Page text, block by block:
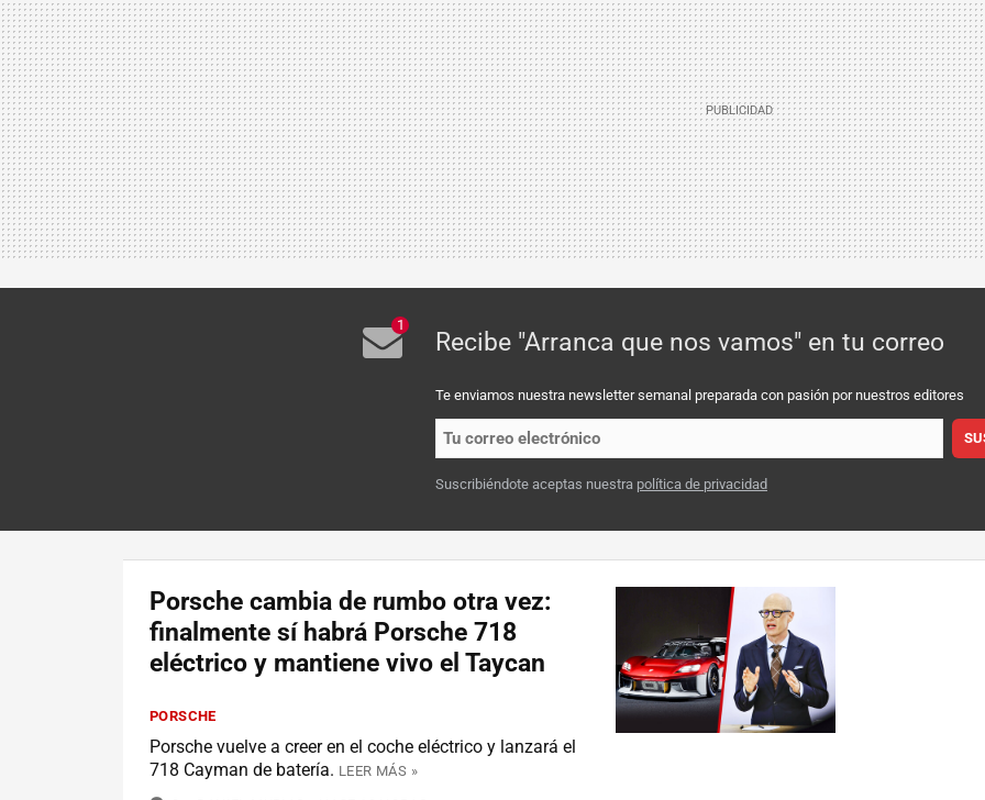
1
Recibe "Arranca que nos vamos" en tu correo
Te enviamos nuestra newsletter semanal preparada con pasión por nuestros editores
Suscribiéndote aceptas nuestra política de privacidad
Porsche cambia de rumbo otra vez:
finalmente sí habrá Porsche 718
eléctrico y mantiene vivo el Taycan
PORSCHE
Porsche vuelve a creer en el coche eléctrico y lanzará el
718 Cayman de batería. LEER MÁS »